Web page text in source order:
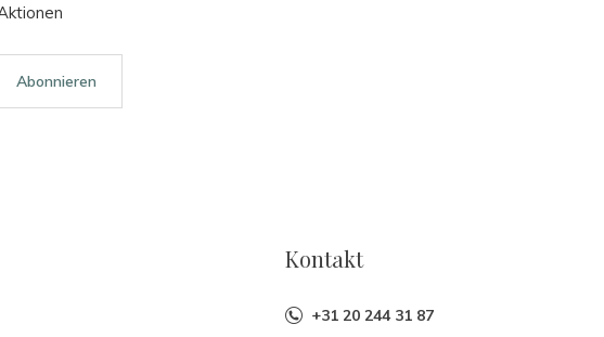
Abonnieren
Kontakt
+31 20 244 31 87